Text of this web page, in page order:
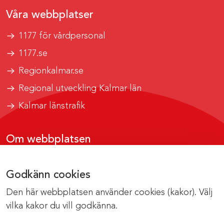
Godkänn cookies
Den här webbplatsen använder cookies (kakor). Välj
vilka kakor du vill godkänna.
Våra webbplatser
1177 för vårdpersonal
1177.se
Regionkalmar.se
Regional utveckling Kalmar län
Kalmar länstrafik
Om webbplatsen
Om cookies
Kontakta webbredaktionen